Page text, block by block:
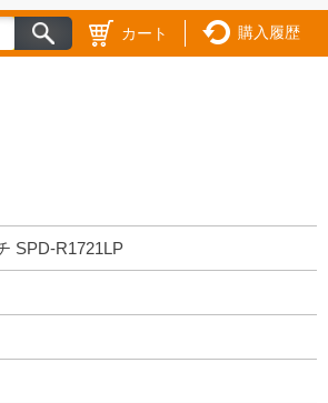
カート 購入履歴
SPD-R1721LP